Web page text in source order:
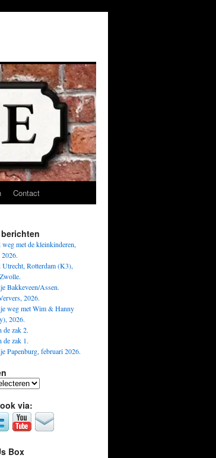
Contact
weg met de kleinkinderen,
2026.
Utrecht, Rotterdam (K3),
Bakkeveen/Assen.
2026.
weg met Wim & Hanny
2026.
de zak 2.
de zak 1.
Papenburg, februari 2026.
via:
Box